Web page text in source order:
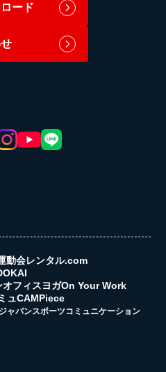
ード
動会レンタル.com
オフィスヨガOn Your Work
ュCAMPiece
ジャパンスポーツコミュニケーション